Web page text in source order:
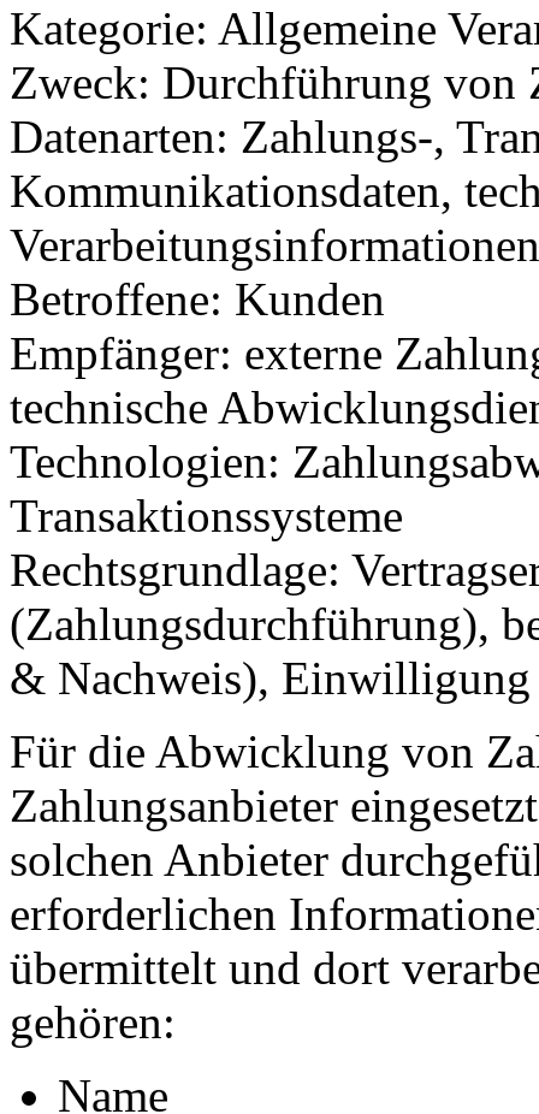
Kategorie: Allgemeine
Zweck: Durchführung von
Datenarten: Zahlungs-,
Kommunikationsdaten,
Verarbeitungsinformationen
Betroffene: Kunden
Empfänger: externe
technische
Technologien:
Transaktionssysteme
Rechtsgrundlage:
(Zahlungsdurchführung),
& Nachweis),
Für die Abwicklung von
Zahlungsanbieter
solchen Anbieter
erforderlichen
übermittelt und dort
gehören:
Name